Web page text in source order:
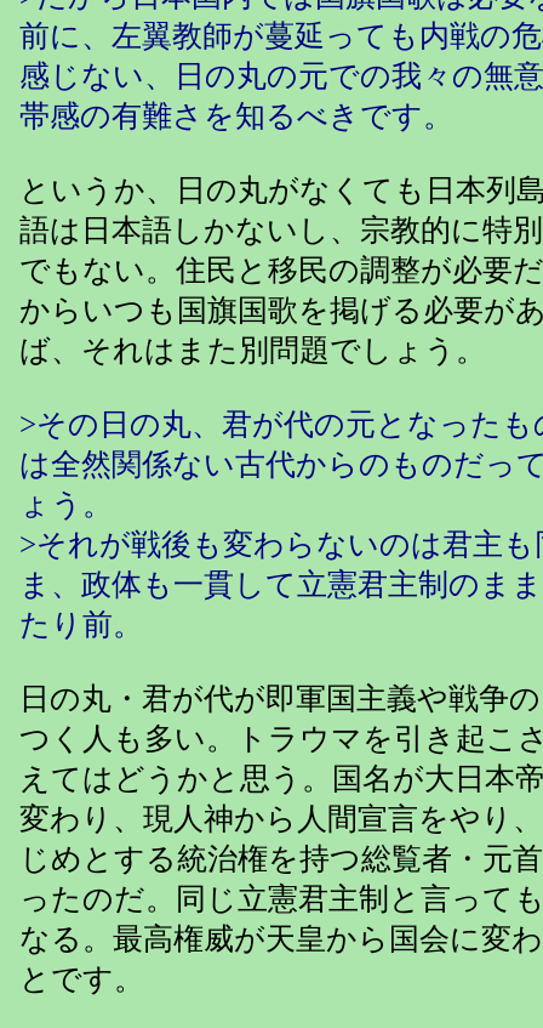
前に、左翼教師が蔓延っても内戦の
感じない、日の丸の元での我々の無
帯感の有難さを知るべきです。
というか、日の丸がなくても日本列
語は日本語しかないし、宗教的に特
でもない。住民と移民の調整が必要
からいつも国旗国歌を掲げる必要が
ば、それはまた別問題でしょう。
>その日の丸、君が代の元となった
は全然関係ない古代からのものだっ
ょう。
>それが戦後も変わらないのは君主
ま、政体も一貫して立憲君主制のま
たり前。
日の丸・君が代が即軍国主義や戦争
つく人も多い。トラウマを引き起こ
えてはどうかと思う。国名が大日本
変わり、現人神から人間宣言をやり
じめとする統治権を持つ総覧者・元
ったのだ。同じ立憲君主制と言って
なる。最高権威が天皇から国会に変
とです。